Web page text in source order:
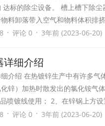
标的除尘设备。 槽上槽下除
料卸落带入空气和物料体积排
· 评论 0 · 3年前 (2023-06-20)
详细介绍
介绍 在热镀锌生产中有许多气
锌）加热时散发出的氯化铵气
喷镀线使用； 2、在锌锅上方
· 评论 0 · 3年前 (2023-06-20)